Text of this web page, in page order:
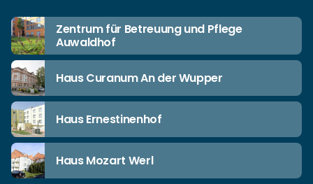
Zentrum für Betreuung und Pflege
Auwaldhof
Haus Curanum An der Wupper
Haus Ernestinenhof
Haus Mozart Werl